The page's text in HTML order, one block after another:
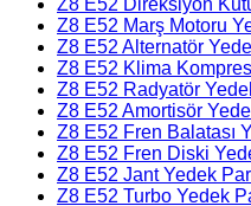
Z8 E52 Marş Motoru
Z8 E52 Alternatör
Z8 E52 Klima
Z8 E52 Radyatör
Z8 E52 Amortisör
Z8 E52 Fren Balatası
Z8 E52 Fren Diski
Z8 E52 Jant Yedek
Z8 E52 Turbo Yedek